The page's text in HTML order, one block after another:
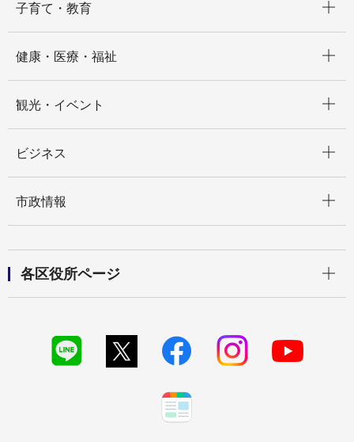
子育て・教育
健康・医療・福祉
観光・イベント
ビジネス
市政情報
各区役所ページ